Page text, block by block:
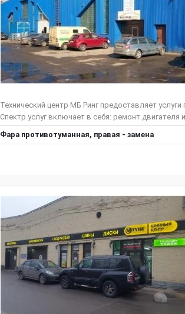
Технический центр МБ Ринг предоставляет
Спектр услуг включает в себя: ремонт двигателя
Фара противотуманная, правая - замена